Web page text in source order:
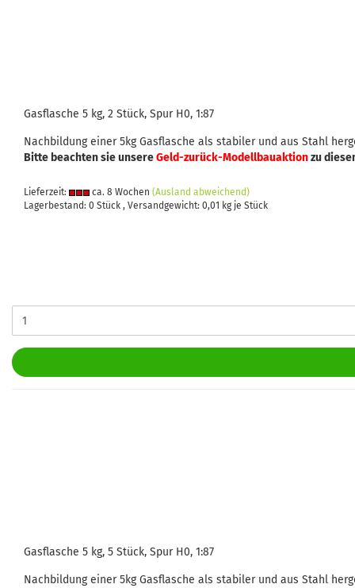
Gasflasche 5 kg, 2 Stück, Spur H0, 1:87
Nachbildung einer 5kg Gasflasche als stabiler und aus Stahl
Bitte beachten sie unsereGeld-zurück-Modellbauaktionzu
Lieferzeit: ca. 8 Wochen (Ausland abweichend)
Lagerbestand: 0 Stück , Versandgewicht: 0,01 kg je Stück
Gasflasche 5 kg, 5 Stück, Spur H0, 1:87
Nachbildung einer 5kg Gasflasche als stabiler und aus Stahl